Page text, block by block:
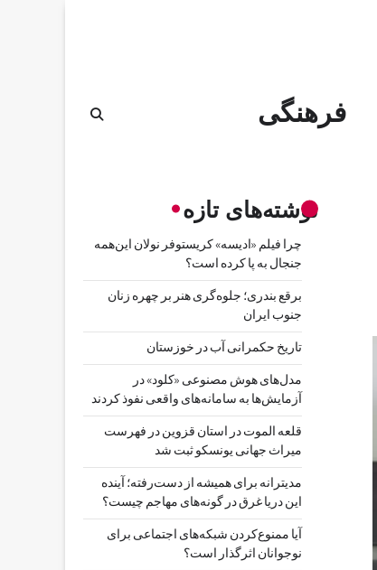
فرهنگی
نوشته‌های تازه
چرا فیلم «ادیسه» کریستوفر نولان این‌همه
جنجال به پا کرده است؟
برقع بندری؛ جلوه‌گری هنر بر چهره زنان
جنوب ایران
تاریخ حکمرانی آب در خوزستان
مدل‌های هوش مصنوعی «کلود» در
آزمایش‌ها به سامانه‌های واقعی نفوذ کردند
قلعه الموت در استان قزوین در فهرست
میراث جهانی یونسکو ثبت شد
مدیترانه برای همیشه از دست‌رفته؛ آینده
این دریا غرق در گونه‌های مهاجم چیست؟
آیا ممنوع‌کردن شبکه‌های اجتماعی برای
نوجوانان اثرگذار است؟